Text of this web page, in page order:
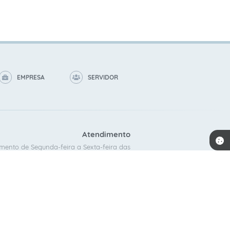
EMPRESA SERVIDOR
Atendimento
de Segunda-feira a Sexta-feira das